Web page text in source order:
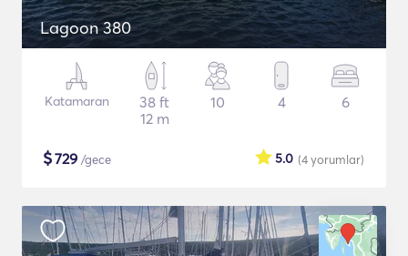
Lagoon 380
Katamaran
38 ft
12 m
10 4 6
$729 /gece (4yorumlar)
5.0